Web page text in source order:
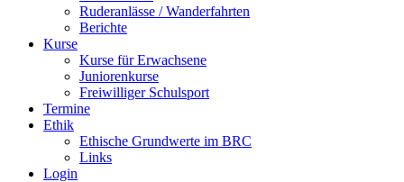
Ruderanlässe / Wanderfahrten
Berichte
Kurse
Kurse für Erwachsene
Juniorenkurse
Freiwilliger Schulsport
Termine
Ethik
Ethische Grundwerte im BRC
Links
Login